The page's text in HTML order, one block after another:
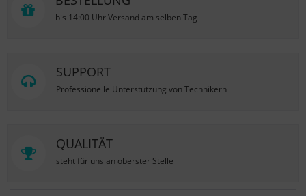
bis 14:00 Uhr Versand am selben Tag
SUPPORT
Professionelle Unterstützung von Technikern
QUALITÄT
steht für uns an oberster Stelle